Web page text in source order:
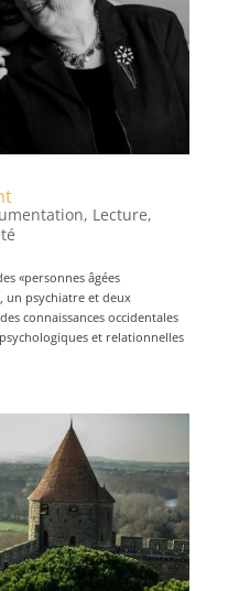
, Lecture,
«personnes âgées
un psychiatre et deux
connaissances occidentales
et relationnelles